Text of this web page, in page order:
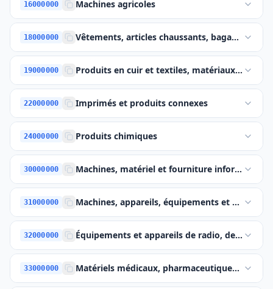
16000000 Machines agricoles
18000000 Vêtements, articles chaussants, bagages et
19000000 Produits en cuir et textiles, matériaux en
22000000 Imprimés et produits connexes
24000000 Produits chimiques
30000000 Machines, matériel et fourniture informatique
31000000 Machines, appareils, équipements et
32000000 Équipements et appareils de radio, de
33000000 Matériels médicaux, pharmaceutiques et